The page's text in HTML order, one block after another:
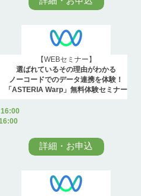
【WEBセミナー】
選ばれているその理由がわかる
ノーコードでのデータ連携を体験！
「ASTERIA Warp」無料体験セミナー
詳細・お申込